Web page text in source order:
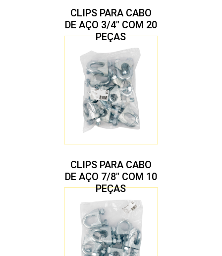
CLIPS PARA CABO
DE AÇO 3/4″ COM 20
PEÇAS
CLIPS PARA CABO
DE AÇO 7/8″ COM 10
PEÇAS